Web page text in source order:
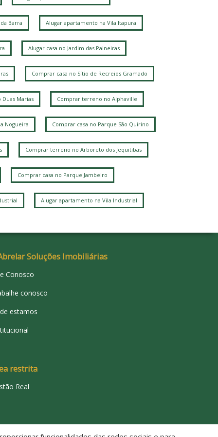
Barra Alugar apartamento na Vila Itapura
Alugar casa no Jardim das Paineiras
Comprar casa no Sítio de Recreios Gramado
Marias Comprar terreno no Alphaville
Nogueira Comprar casa no Parque São Quirino
Comprar terreno no Arboreto dos Jequitibas
Comprar casa no Parque Jambeiro
Alugar apartamento na Vila Industrial
Soluções Imobiliárias
Conosco
conosco
estamos
restrita
Real